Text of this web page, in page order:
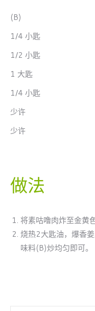
(B)
1/4 小匙
1/2 小匙
1 大匙
1/4 小匙
少许
少许
做法
将素咕噜肉炸至金黄
烧热2大匙油，爆香
味料(B)炒均匀即可。